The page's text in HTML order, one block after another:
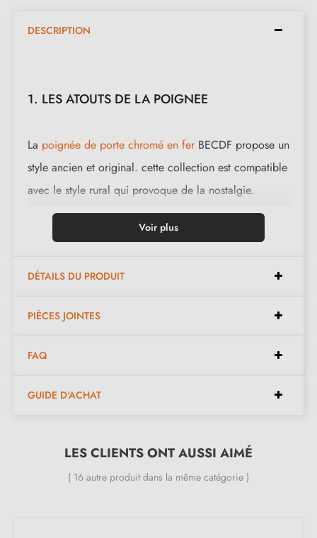
DESCRIPTION
1. LES ATOUTS DE LA POIGNEE
La poignée de porte chromé en fer BECDF propose un
style ancien et original. cette collection est compatible
avec le style rural qui provoque de la nostalgie.
Cette magnifique poignée est coulée en 3 finitions : le
noir, le fer poli et la rouille ciré. les finitions et la
matière proposées conserve l'aspect authentique et
Complétez la parure de votre poignée avec les
rosaces de fermeture
qui lui sont associées. celles
Voir plus
DÉTAILS DU PRODUIT
PIÈCES JOINTES
FAQ
GUIDE D'ACHAT
LES CLIENTS ONT AUSSI AIMÉ
( 16 autre produit dans la même catégorie )